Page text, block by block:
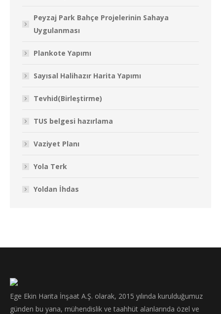
Peyzaj Park Bahçe Projelerinin Sahaya
Uygulanması
Plankote Yapımı
Sayısal Halihazır Harita Yapımı
Tevhid(Birleştirme)
TUS belgesi hazırlama
Vaziyet Planı
Yola Terk
Yoldan İhdas
Ege Ekin Harita İnşaat A.Ş. olarak, 2015 yılında kurulduğumuz
günden bu yana, mühendislik ve taahhüt alanlarında özel ve